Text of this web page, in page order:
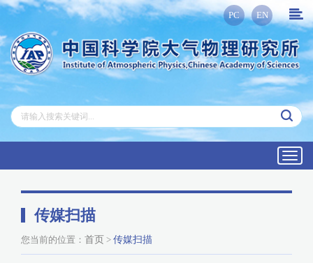
PC EN
传媒扫描
您当前的位置： 首页 > 传媒扫描